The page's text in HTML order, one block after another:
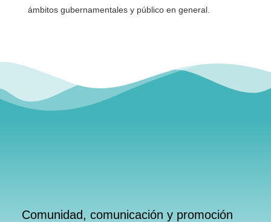
ámbitos gubernamentales y público en general.
Comunidad, comunicación y promoción